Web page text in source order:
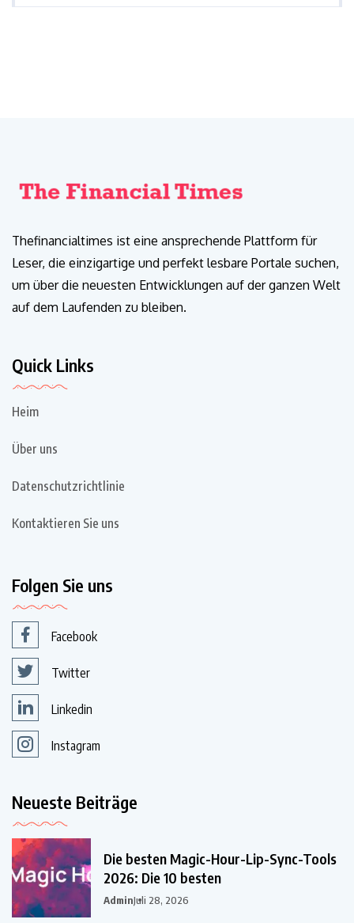
Thefinancialtimes ist eine ansprechende Plattform für
Leser, die einzigartige und perfekt lesbare Portale suchen,
um über die neuesten Entwicklungen auf der ganzen Welt
auf dem Laufenden zu bleiben.
Quick Links
Heim
Über uns
Datenschutzrichtlinie
Kontaktieren Sie uns
Folgen Sie uns
Facebook
Twitter
Linkedin
Instagram
Neueste Beiträge
Die besten Magic-Hour-Lip-Sync-Tools
2026: Die 10 besten
AdminJuli 28, 2026